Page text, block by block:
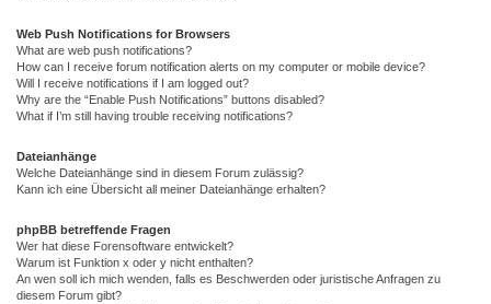
Web Push Notifications for Browsers
What are web push notifications?
How can I receive forum notification alerts on my computer or mobile device?
Will I receive notifications if I am logged out?
Why are the “Enable Push Notifications” buttons disabled?
What if I’m still having trouble receiving notifications?
Dateianhänge
Welche Dateianhänge sind in diesem Forum zulässig?
Kann ich eine Übersicht all meiner Dateianhänge erhalten?
phpBB betreffende Fragen
Wer hat diese Forensoftware entwickelt?
Warum ist Funktion x oder y nicht enthalten?
An wen soll ich mich wenden, falls es Beschwerden oder juristische Anfragen zu
diesem Forum gibt?